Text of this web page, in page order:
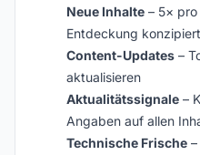
Neue Inhalte – 5×
Entdeckung konzipiert
Content-Updates –
aktualisieren
Aktualitätssignale –
Angaben auf allen
Technische Frische